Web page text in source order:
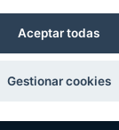
bySpaneco
Aceptar todas
Gestionar cookies